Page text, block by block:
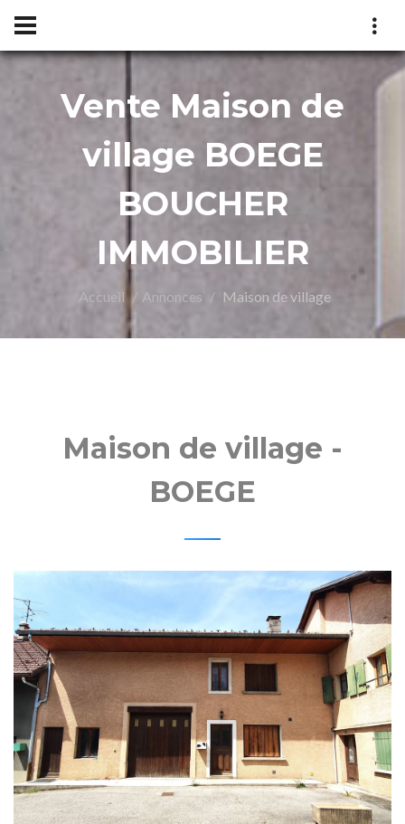
Vente Maison de
village BOEGE
BOUCHER
IMMOBILIER
Accueil Annonces Maison de village
Maison de village -
BOEGE